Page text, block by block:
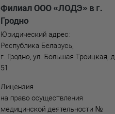
Филиал ООО «ЛОДЭ» в г.
Гродно
Юридический адрес:
Республика Беларусь
г. Гродно ул. Большая Троицкая, д.
51
Лицензия
на право осуществления
медицинской деятельности №